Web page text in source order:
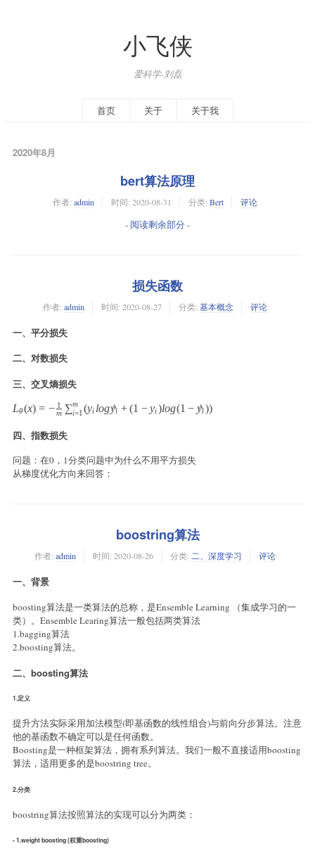
小飞侠
爱科学-刘磊
首页 关于 关于我
2020年8月
bert算法原理
作者: admin 时间: 2020-08-31 分类: Bert 评论
- 阅读剩余部分 -
损失函数
作者: admin 时间: 2020-08-27 分类: 基本概念 评论
一、平分损失
二、对数损失
三、交叉熵损失
L_\theta(x) =- \frac{1}{m}\sum_{i=1}^{m}(y_{i}log
Lθ(x) = −m
1 ∑i=1
m (yi logyi
^ + (1 − yi)log(1 − yi
^))
四、指数损失
问题：在0，1分类问题中为什么不用平方损失
从梯度优化方向来回答：
boostring算法
作者: admin 时间: 2020-08-26 分类: 二、深度学习 评论
一、背景
boosting算法是一类算法的总称，是Ensemble Learning （集成学习的一
类）。Ensemble Learing算法一般包括两类算法
1.bagging算法
2.boosting算法。
二、boosting算法
1.定义
提升方法实际采用加法模型(即基函数的线性组合)与前向分步算法。注意
他的基函数不确定可以是任何函数。
Boosting是一种框架算法，拥有系列算法。我们一般不直接适用boosting
算法，适用更多的是boostring tree。
2.分类
boostring算法按照算法的实现可以分为两类：
- 1.weight boosting (权重boosting)